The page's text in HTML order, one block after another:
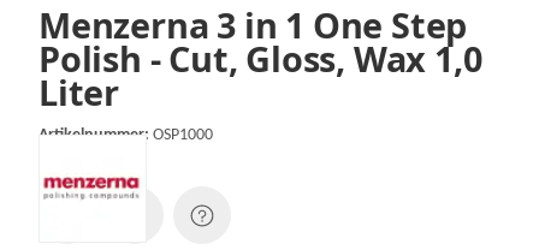
Menzerna 3 in 1 One Step
Polish - Cut, Gloss, Wax 1,0
Liter
Artikelnummer: OSP1000